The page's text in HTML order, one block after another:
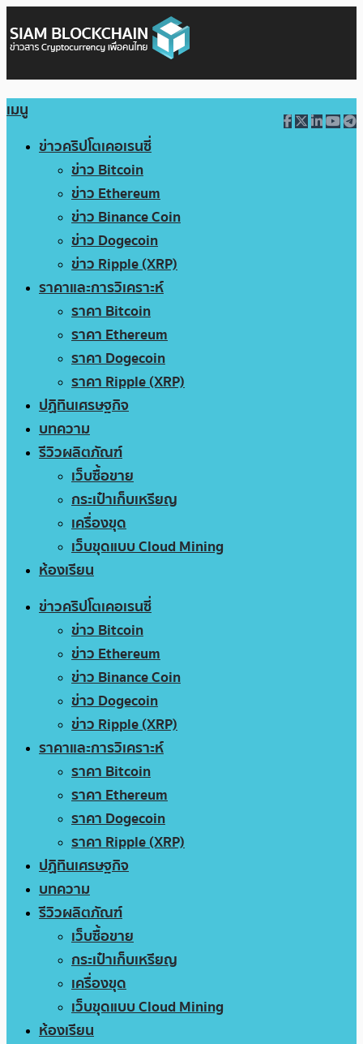
เมนู
ข่าวคริปโตเคอเรนซี่
ข่าว Bitcoin
ข่าว Ethereum
ข่าว Binance Coin
ข่าว Dogecoin
ข่าว Ripple (XRP)
ราคาและการวิเคราะห์
ราคา Bitcoin
ราคา Ethereum
ราคา Dogecoin
ราคา Ripple (XRP)
ปฏิทินเศรษฐกิจ
บทความ
รีวิวผลิตภัณฑ์
เว็บซื้อขาย
กระเป๋าเก็บเหรียญ
เครื่องขุด
เว็บขุดแบบ Cloud Mining
ห้องเรียน
ข่าวคริปโตเคอเรนซี่
ข่าว Bitcoin
ข่าว Ethereum
ข่าว Binance Coin
ข่าว Dogecoin
ข่าว Ripple (XRP)
ราคาและการวิเคราะห์
ราคา Bitcoin
ราคา Ethereum
ราคา Dogecoin
ราคา Ripple (XRP)
ปฏิทินเศรษฐกิจ
บทความ
รีวิวผลิตภัณฑ์
เว็บซื้อขาย
กระเป๋าเก็บเหรียญ
เครื่องขุด
เว็บขุดแบบ Cloud Mining
ห้องเรียน